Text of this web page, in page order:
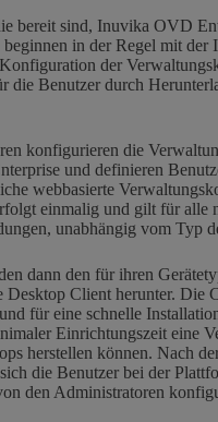
bereit sind, Inuvika OVD
beginnen in der Regel mit der
der
die Benutzer durch
konfigurieren die
und definieren
webbasierte
einmalig und gilt für alle
unabhängig vom Typ
dann den für ihren
Client herunter. Die
für eine schnelle
Einrichtungszeit eine
herstellen können. Nach
die Benutzer bei der
den Administratoren